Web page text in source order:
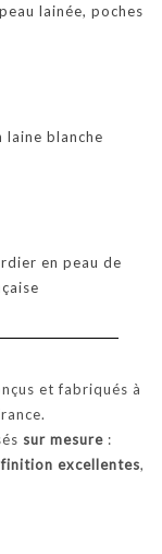
lainée, poches
laine blanche
en peau de
et fabriqués à
sur mesure :
excellentes,